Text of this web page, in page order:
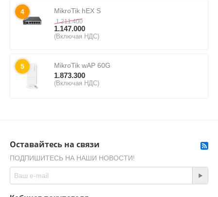
4 MikroTik hEX S
1.211.400
1.147.000
(Включая НДС)
5 MikroTik wAP 60G
1.873.300
(Включая НДС)
Оставайтесь на связи
ПОДПИШИТЕСЬ НА НАШИ НОВОСТИ!